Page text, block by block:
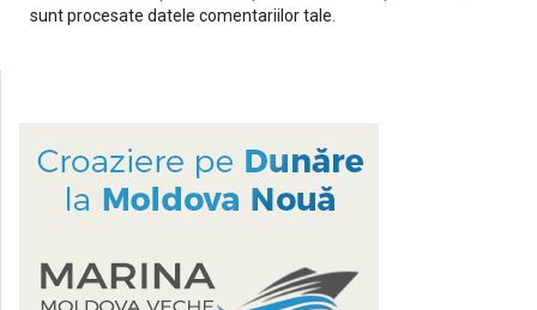
sunt procesate datele comentariilor tale